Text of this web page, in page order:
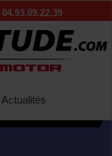
04.93.09.22.39
Actualités